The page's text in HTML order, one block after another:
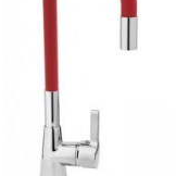
DODAJ U KOŠARICU